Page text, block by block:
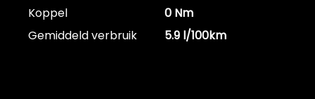
Koppel
0 Nm
Gemiddeld verbruik
5.9 l/100km